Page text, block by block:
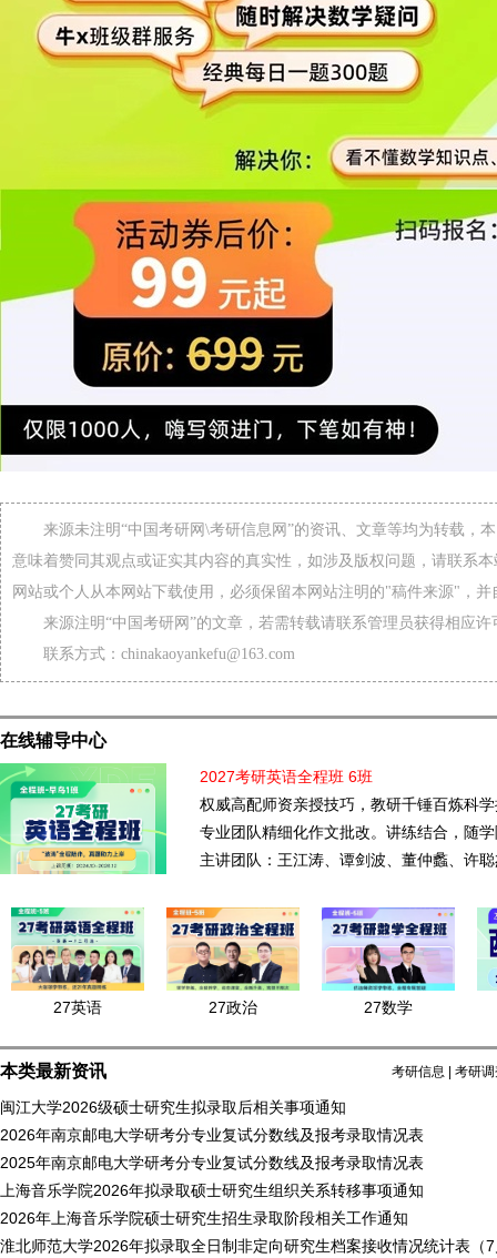
来源未注明“中国考研网\考研信息网”的资讯、文章等均为转载，
意味着赞同其观点或证实其内容的真实性，如涉及版权问题，请联系
网站或个人从本网站下载使用，必须保留本网站注明的"稿件来源"，
来源注明“中国考研网”的文章，若需转载请联系管理员获得相应许
联系方式：chinakaoyankefu@163.com
在线辅导中心
2027考研英语全程班 6班
权威高配师资亲授技巧，教研千锤百炼科
专业团队精细化作文批改。讲练结合，随
主讲团队：王江涛、谭剑波、董仲蠡、许
27英语 27政治 27数学
本类最新资讯 考研信息 考研
闽江大学2026级硕士研究生拟录取后相关事项通知
2026年南京邮电大学研考分专业复试分数线及报考录取情况表
2025年南京邮电大学研考分专业复试分数线及报考录取情况表
上海音乐学院2026年拟录取硕士研究生组织关系转移事项通知
2026年上海音乐学院硕士研究生招生录取阶段相关工作通知
淮北师范大学2026年拟录取全日制非定向研究生档案接收情况统计表（